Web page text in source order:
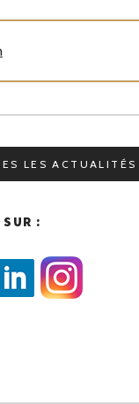
LES ACTUALITÉS
: